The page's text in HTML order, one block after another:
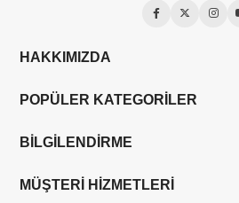
HAKKIMIZDA
POPÜLER KATEGORİLER
BİLGİLENDİRME
MÜŞTERİ HİZMETLERİ